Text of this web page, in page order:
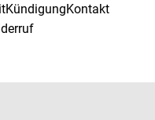
KündigungKontakt